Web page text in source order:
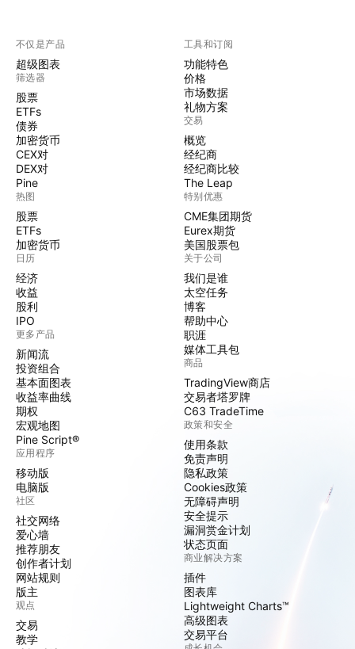
不仅是产品
超级图表
筛选器
股票
ETFs
债券
加密货币
CEX对
DEX对
Pine
热图
股票
ETFs
加密货币
日历
经济
收益
股利
IPO
更多产品
新闻流
投资组合
基本面图表
收益率曲线
期权
宏观地图
Pine Script®
应用程序
移动版
电脑版
社区
社交网络
爱心墙
推荐朋友
创作者计划
网站规则
版主
观点
交易
教学
工具和订阅
功能特色
价格
市场数据
礼物方案
交易
概览
经纪商
经纪商比较
The Leap
特别优惠
CME集团期货
Eurex期货
美国股票包
关于公司
我们是谁
太空任务
博客
帮助中心
职涯
媒体工具包
商品
TradingView商店
交易者塔罗牌
C63 TradeTime
政策和安全
使用条款
免责声明
隐私政策
Cookies政策
无障碍声明
安全提示
漏洞赏金计划
状态页面
商业解决方案
插件
图表库
Lightweight Charts™
高级图表
交易平台